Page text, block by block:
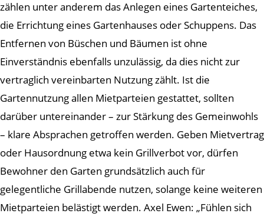
zählen unter anderem das Anlegen eines Gartenteiches,
die Errichtung eines Gartenhauses oder Schuppens. Das
Entfernen von Büschen und Bäumen ist ohne
Einverständnis ebenfalls unzulässig, da dies nicht zur
vertraglich vereinbarten Nutzung zählt. Ist die
Gartennutzung allen Mietparteien gestattet, sollten
darüber untereinander – zur Stärkung des Gemeinwohls
– klare Absprachen getroffen werden. Geben Mietvertrag
oder Hausordnung etwa kein Grillverbot vor, dürfen
Bewohner den Garten grundsätzlich auch für
gelegentliche Grillabende nutzen, solange keine weiteren
Mietparteien belästigt werden. Axel Ewen: „Fühlen sich